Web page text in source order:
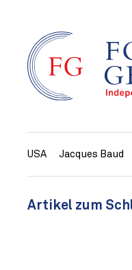
USA Jacques Baud
Artikel zum